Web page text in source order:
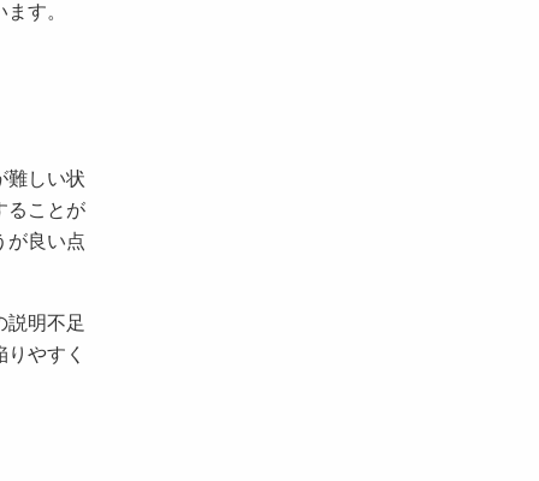
す。
難しい状
ることが
が良い点
説明不足
やすく